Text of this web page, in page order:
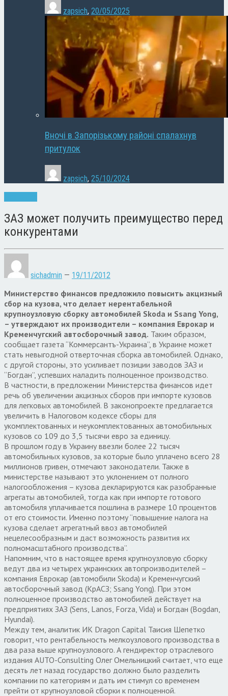
zapsich, 20/05/2025
Вночі в Запорізькому районі спалахнув
притулок
zapsich, 25/10/2024
ЗАЗ может получить преимущество перед
конкурентами
sichadmin — 19/11/2012
Министерство финансов предложило повысить акцизный
сбор на кузова, что делает нерентабельной
крупноузловую сборку автомобилей Skoda и Ssang Yong,
– утверждают их производители – компания Еврокар и
Кременчугский автосборочный завод. Таким образом,
сообщает газета “Коммерсантъ-Украина”, в Украине может
стать невыгодной отверточная сборка автомобилей. Однако,
с другой стороны, это усиливает позиции заводов ЗАЗ и
“Богдан”, успевших наладить полноценное производство.
В частности, в предложении Министерства финансов идет
речь об увеличении акцизных сборов при импорте кузовов
для легковых автомобилей. В законопроекте предлагается
увеличить в Налоговом кодексе сборы для
укомплектованных и неукомплектованных автомобильных
кузовов со 109 до 3,5 тысячи евро за единицу.
В прошлом году в Украину ввезли более 22 тысяч
автомобильных кузовов, за которые было уплачено всего 28
миллионов гривен, отмечают законодатели. Также в
министерстве называют это уклонением от полного
налогообложения – кузова декларируются как разобранные
агрегаты автомобилей, тогда как при импорте готового
автомобиля уплачивается пошлина в размере 10 процентов
от его стоимости. Именно поэтому “повышение налога на
кузова сделает агрегатный ввоз автомобилей
нецелесообразным и даст возможность развития их
полномасштабного производства”.
Напомним, что в настоящее время крупноузловую сборку
ведут два из четырех украинских автопроизводителей –
компания Еврокар (автомобили Skoda) и Кременчугский
автосборочный завод (КрАСЗ; Ssang Yong). При этом
полноценное производство автомобилей действует на
предприятиях ЗАЗ (Sens, Lanos, Forza, Vida) и Богдан (Bogdan,
Hyundai).
Между тем, аналитик ИК Dragon Capital Таисия Шепетко
говорит, что рентабельность мелкоузлового производства в
два раза выше крупноузлового. А гендиректор отраслевого
издания AUTO-Consulting Олег Омельницкий считает, что еще
десять лет назад государство должно было разделить
компании по категориям и дать им стимул со временем
прейти от крупноузловой сборки к полноценной.